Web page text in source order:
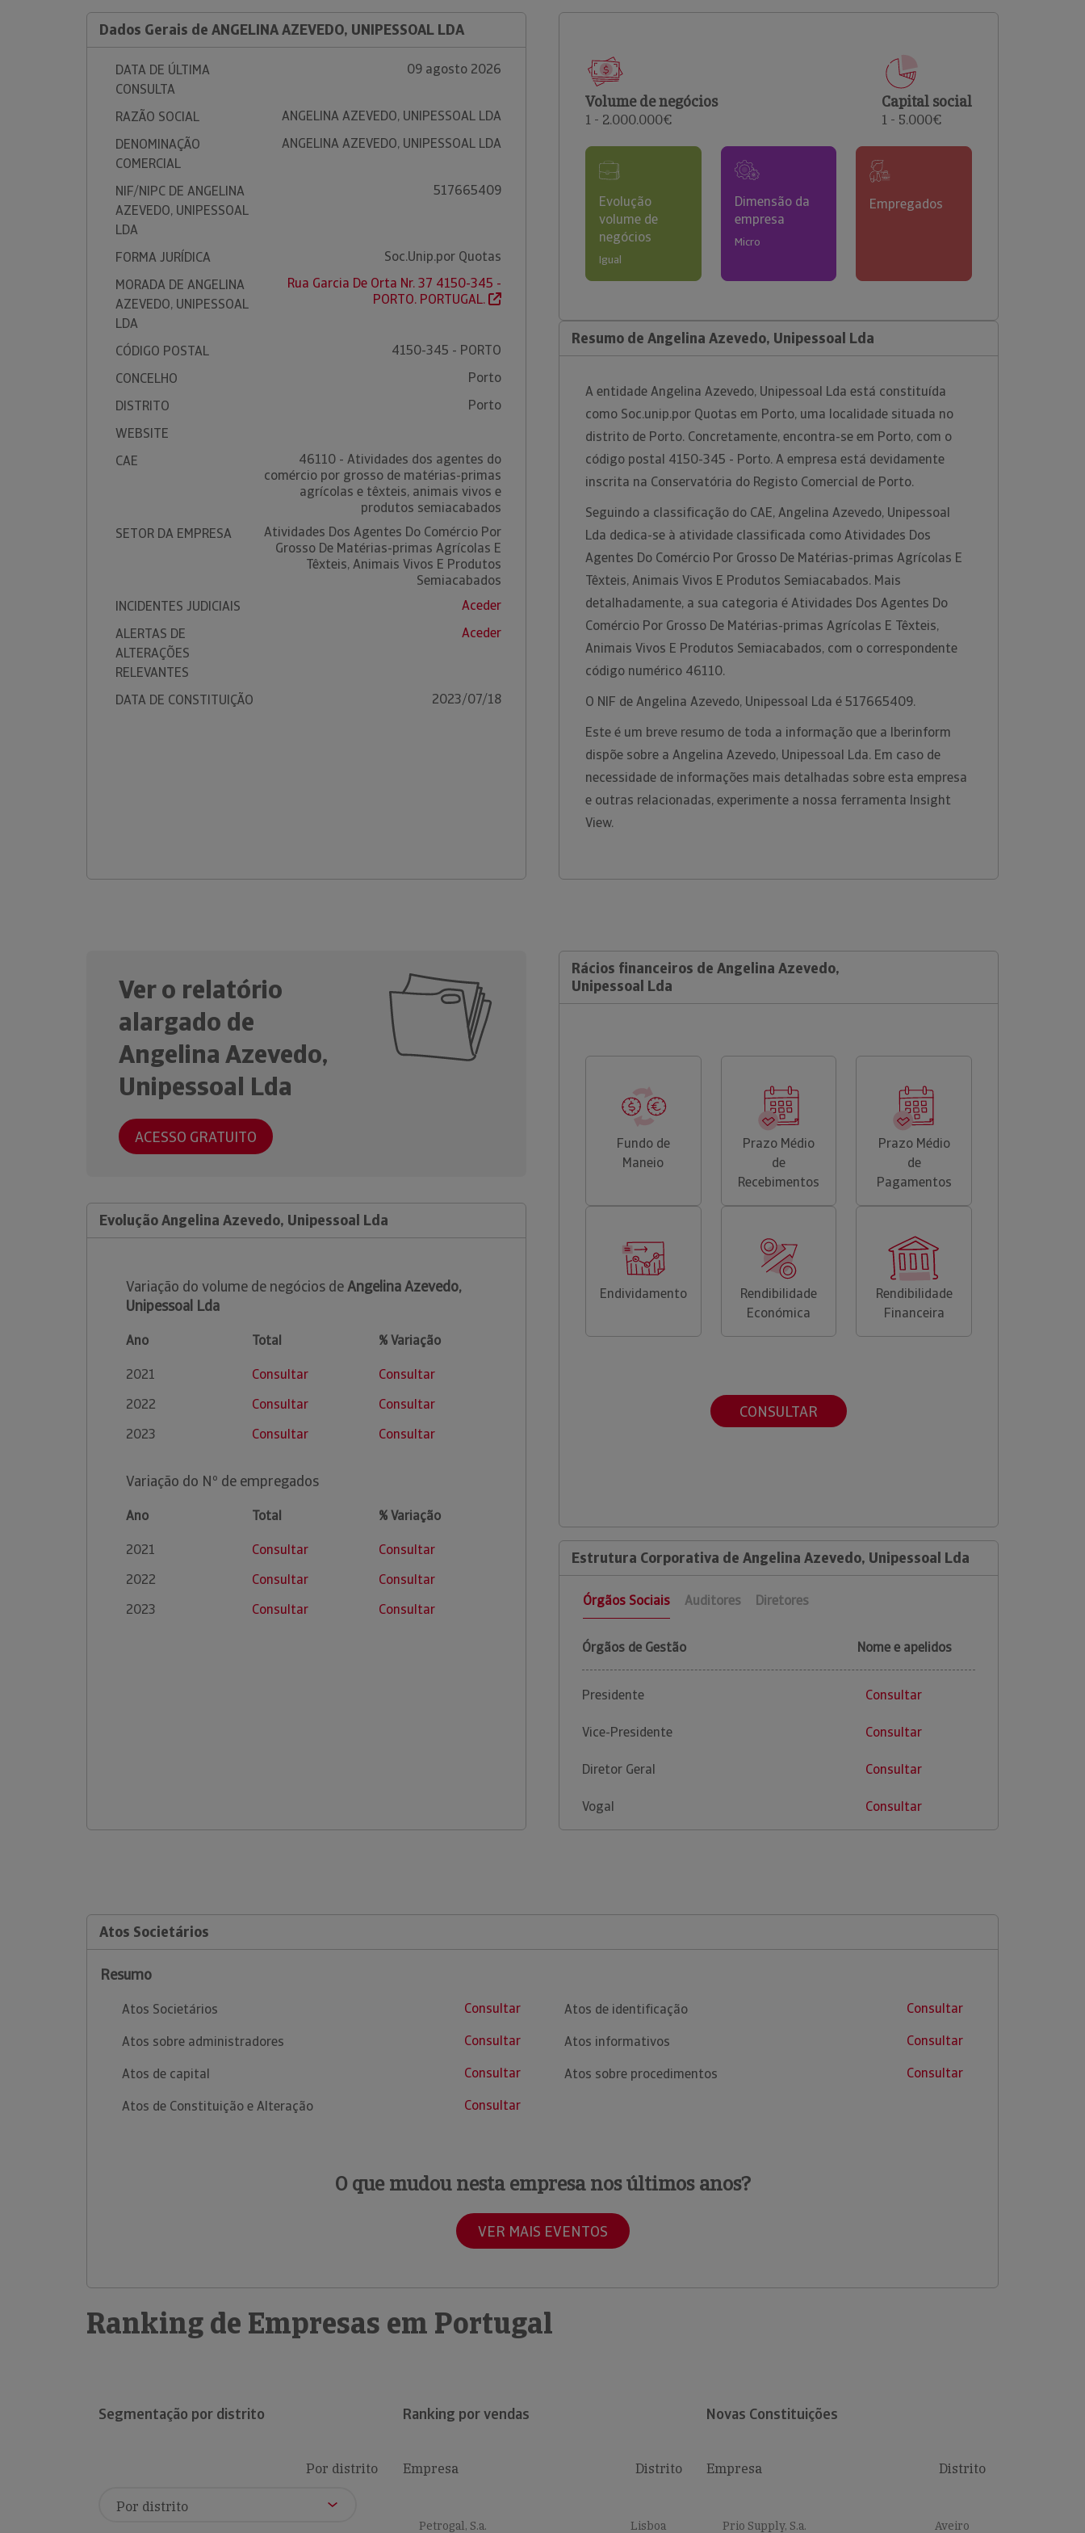
comerciais e analisar o risco de incumprimento dos
Dados Gerais de ANGELINA AZEVEDO, UNIPESSOAL LDA
DATA DE ÚLTIMA
CONSULTA
09 agosto 2026
RAZÃO SOCIAL
ANGELINA AZEVEDO, UNIPESSOAL LDA
DENOMINAÇÃO
COMERCIAL
ANGELINA AZEVEDO, UNIPESSOAL LDA
NIF/NIPC DE ANGELINA
AZEVEDO, UNIPESSOAL
LDA
517665409
FORMA JURÍDICA
Soc.Unip.por Quotas
MORADA DE ANGELINA
AZEVEDO, UNIPESSOAL
LDA
Rua Garcia De Orta Nr. 37 4150-345 -
PORTO. PORTUGAL.
CÓDIGO POSTAL
4150-345 - PORTO
CONCELHO
Porto
DISTRITO
Porto
WEBSITE
CAE
46110 - Atividades dos agentes do
comércio por grosso de matérias-primas
agrícolas e têxteis, animais vivos e
produtos semiacabados
SETOR DA EMPRESA
Atividades Dos Agentes Do Comércio Por
Grosso De Matérias-primas Agrícolas E
Têxteis, Animais Vivos E Produtos
Semiacabados
INCIDENTES JUDICIAIS
Aceder
ALERTAS DE
ALTERAÇÕES
RELEVANTES
Aceder
DATA DE CONSTITUIÇÃO 2023/07/18
Volume de negócios
1 - 2.000.000€
Capital social
1 - 5.000€
Evolução
volume de
negócios
Igual
Dimensão da
empresa
Micro
Empregados
Resumo de Angelina Azevedo, Unipessoal Lda
A entidade Angelina Azevedo, Unipessoal Lda está constituída
como Soc.unip.por Quotas em Porto, uma localidade situada no
distrito de Porto. Concretamente, encontra-se em Porto, com o
código postal 4150-345 - Porto. A empresa está devidamente
inscrita na Conservatória do Registo Comercial de Porto.
Seguindo a classificação do CAE, Angelina Azevedo, Unipessoal
Lda dedica-se à atividade classificada como Atividades Dos
Agentes Do Comércio Por Grosso De Matérias-primas Agrícolas E
Têxteis, Animais Vivos E Produtos Semiacabados. Mais
detalhadamente, a sua categoria é Atividades Dos Agentes Do
Comércio Por Grosso De Matérias-primas Agrícolas E Têxteis,
Animais Vivos E Produtos Semiacabados, com o correspondente
código numérico 46110.
O NIF de Angelina Azevedo, Unipessoal Lda é 517665409.
Este é um breve resumo de toda a informação que a Iberinform
dispõe sobre a Angelina Azevedo, Unipessoal Lda. Em caso de
necessidade de informações mais detalhadas sobre esta empresa
e outras relacionadas, experimente a nossa ferramenta Insight
View.
Ver o relatório
alargado de
Angelina Azevedo,
Unipessoal Lda
ACESSO GRATUITO
Evolução Angelina Azevedo, Unipessoal Lda
Variação do volume de negócios deAngelina Azevedo,
Unipessoal Lda
Ano Total
% Variação
2021
Consultar
Consultar
2022
Consultar
Consultar
2023
Consultar Consultar
Variação do Nº de empregados
Ano Total
% Variação
2021
Consultar
Consultar
2022
Consultar
Consultar
2023
Consultar Consultar
Rácios financeiros de Angelina Azevedo,
Unipessoal Lda
Fundo de
Maneio
Prazo Médio
de
Recebimentos
Prazo Médio
de
Pagamentos
Endividamento
Rendibilidade
Económica
Rendibilidade
Financeira
CONSULTAR
Estrutura Corporativa de Angelina Azevedo, Unipessoal Lda
Órgãos Sociais Auditores Diretores
Órgãos de Gestão Nome e apelidos
Presidente Consultar
Vice-Presidente Consultar
Diretor Geral Consultar
Vogal Consultar
Atos Societários
Resumo
Atos Societários
Consultar
Atos sobre administradores
Consultar
Atos de capital
Consultar
Atos de Constituição e Alteração
Consultar
Atos de identificação
Consultar
Atos informativos
Consultar
Atos sobre procedimentos
Consultar
O que mudou nesta empresa nos últimos anos?
VER MAIS EVENTOS
Ranking de Empresas em Portugal
Segmentação por distrito
Por distrito
Ranking por vendas
Empresa Distrito
Petrogal, S.a. Lisboa
Novas Constituições
Empresa Distrito
Prio Supply, S.a. Aveiro